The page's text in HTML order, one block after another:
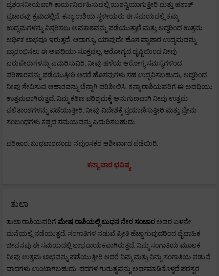
ಪ್ರಶಂಸನೀಯವಾಗಿ ಕಾರ್ಯನಿರ್ವಹಿಸುವಲ್ಲಿ ಯಶಸ್ವಿಯಾಗುತ್ತೀರಿ ಮತ್ತು ಹಠಾತ್
ಪ್ರಚಾರವು ಕ್ರಮದಲ್ಲಿದೆ. ಕನ್ಯಾ ರಾಶಿಯ ಸ್ಥಳೀಯರು ಈ ಸಮಯದಲ್ಲಿ ತಮ್ಮ
ಉದ್ಯಮಗಳನ್ನು ವಿಸ್ತರಿಸಲು ಅವಕಾಶವನ್ನು ಪಡೆಯುತ್ತಾರೆ ಮತ್ತು ಆದ್ದರಿಂದ ಉತ್ತಮ
ಆರ್ಥಿಕ ಲಾಭವೂ ಇರುತ್ತದೆ. ಆದಾಗ್ಯೂ, ಯಾವುದೇ ಹೊಸ ವ್ಯಾಪಾರ ಉದ್ಯಮವನ್ನು
ಪ್ರಾರಂಭಿಸಲು ಈ ಅವಧಿಯು ಸೂಕ್ತವಲ್ಲ. ಆರೋಗ್ಯದ ದೃಷ್ಟಿಯಿಂದ ನೀವು
ಏರುಪೇರುಗಳನ್ನು ಎದುರಿಸುವಿರಿ. ನೀವು ಹಳೆಯ ಆರೋಗ್ಯ ಸಮಸ್ಯೆಗಳಿಂದ
ಪರಿಹಾರವನ್ನು ಪಡೆಯುತ್ತೀರಿ ಆದರೆ ಹೊಸವುಗಳು ಸಹ ಉದ್ಭವಿಸಬಹುದು, ಆದ್ದರಿಂದ
ನೀವು ಸೇವಿಸುವ ಆಹಾರವನ್ನು ಚೆನ್ನಾಗಿ ಪರಿಶೀಲಿಸಿ. ಕನ್ಯಾ ರಾಶಿಯವರಿಗೆ ಈ ಅವಧಿಯು
ಉತ್ತಮವಾಗಿರುತ್ತದೆ, ನಿಮ್ಮ ಕಠಿಣ ಪರಿಶ್ರಮಕ್ಕೆ ಅನುಗುಣವಾಗಿ ನೀವು ಉತ್ತಮ
ಫಲಿತಾಂಶಗಳನ್ನು ಪಡೆಯುತ್ತೀರಿ. ನೀವು ವಿದೇಶಕ್ಕೆ ಪ್ರಯಾಣಿಸುತ್ತೀರಿ ಮತ್ತು ಪ್ರೇಮ
ಸಂಬಂಧಗಳು ಕಷ್ಟದ ಸಮಯವನ್ನು ಎದುರಿಸಬಹುದು.
ಪರಿಹಾರ: ಬುಧವಾರದಂದು ನಪುಂಸಕರ ಆಶೀರ್ವಾದ ಪಡೆಯಿರಿ.
ಕನ್ಯಾ ವಾರ ಭವಿಷ್ಯ
ತುಲಾ
ತುಲಾ ರಾಶಿಯವರಿಗೆ ಮೇಷ ರಾಶಿಯಲ್ಲಿ ಬುಧನ ನೇರ ಸಂಚಾರ ಅವರ ಏಳನೇ
ಮನೆಯಲ್ಲಿ ನಡೆಯುತ್ತದೆ. ಸಂಗಾತಿಗಳ ನಡುವೆ ಪ್ರೀತಿ ಹೆಚ್ಚಾಗುವುದರಿಂದ ವೈವಾಹಿಕ
ಜೀವನವು ಈ ಸಮಯದಲ್ಲಿ ಲಾಭದಾಯಕವಾಗಿರುತ್ತದೆ. ನಿಮ್ಮ ಸಂಗಾತಿಯ ಮೂಲಕ
ನೀವು ಉತ್ತಮ ಲಾಭವನ್ನು ಪಡೆಯುತ್ತೀರಿ ಆದರೆ ನಿಮ್ಮ ಮತ್ತು ನಿಮ್ಮ ಸಂಗಾತಿಯ ನಡುವೆ
ವಾದಗಳು ಉಂಟಾಗಬಹುದು. ಪದಗಳ ಗುರುತ್ವವನ್ನು ಅರ್ಥಮಾಡಿಕೊಳ್ಳದೆ ಪರಸ್ಪರ